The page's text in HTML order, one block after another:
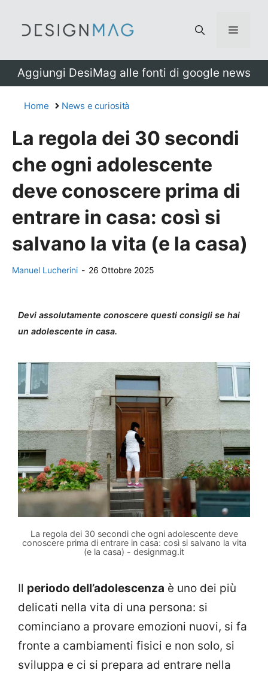
Menu
Aggiungi DesiMag alle fonti di google news
Home News e curiosità
La regola dei 30 secondi
che ogni adolescente
deve conoscere prima di
entrare in casa: così si
salvano la vita (e la casa)
Manuel Lucherini - 26 Ottobre 2025
Devi assolutamente conoscere questi consigli se hai
un adolescente in casa.
La regola dei 30 secondi che ogni adolescente deve
conoscere prima di entrare in casa: così si salvano la vita
(e la casa) - designmag.it
Il periodo dell’adolescenza è uno dei più
delicati nella vita di una persona: si
cominciano a provare emozioni nuovi, si fa
fronte a cambiamenti fisici e non solo, si
sviluppa e ci si prepara ad entrare nella